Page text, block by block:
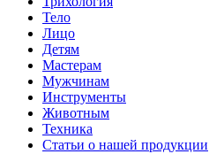
Тело
Лицо
Детям
Мастерам
Мужчинам
Инструменты
Животным
Техника
Статьи о нашей продукции